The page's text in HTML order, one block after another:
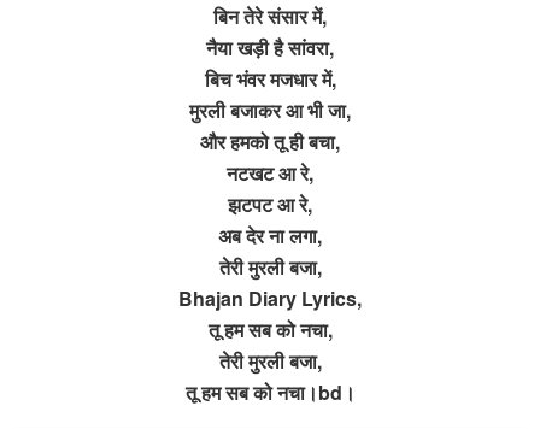
बिन तेरे संसार में,
नैया खड़ी है सांवरा,
बिच भंवर मजधार में,
मुरली बजाकर आ भी जा,
और हमको तू ही बचा,
नटखट आ रे,
झटपट आ रे,
अब देर ना लगा,
तेरी मुरली बजा,
Bhajan Diary Lyrics,
तू हम सब को नचा,
तेरी मुरली बजा,
तू हम सब को नचा।bd।